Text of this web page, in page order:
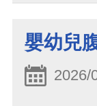
嬰幼兒
2026/